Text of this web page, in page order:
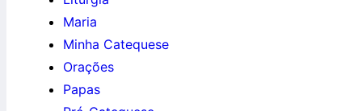
Maria
Minha Catequese
Orações
Papas